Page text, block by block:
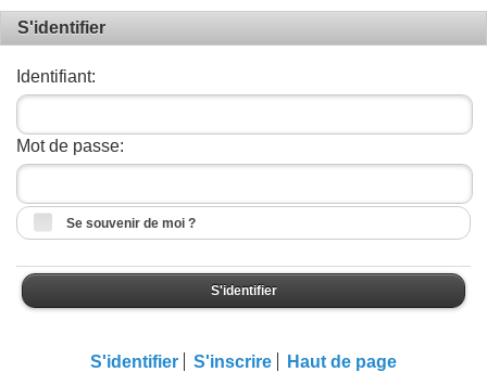
S'identifier
Identifiant:
Mot de passe:
Se souvenir de moi ?
S'identifier
S'identifier S'inscrire Haut de page